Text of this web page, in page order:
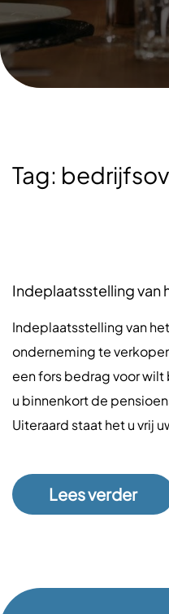
Tag:
Indeplaatsstelling van
Indeplaatsstelling van
onderneming te
een fors bedrag voor
u binnenkort de
Uiteraard staat het u vrij
Lees verder